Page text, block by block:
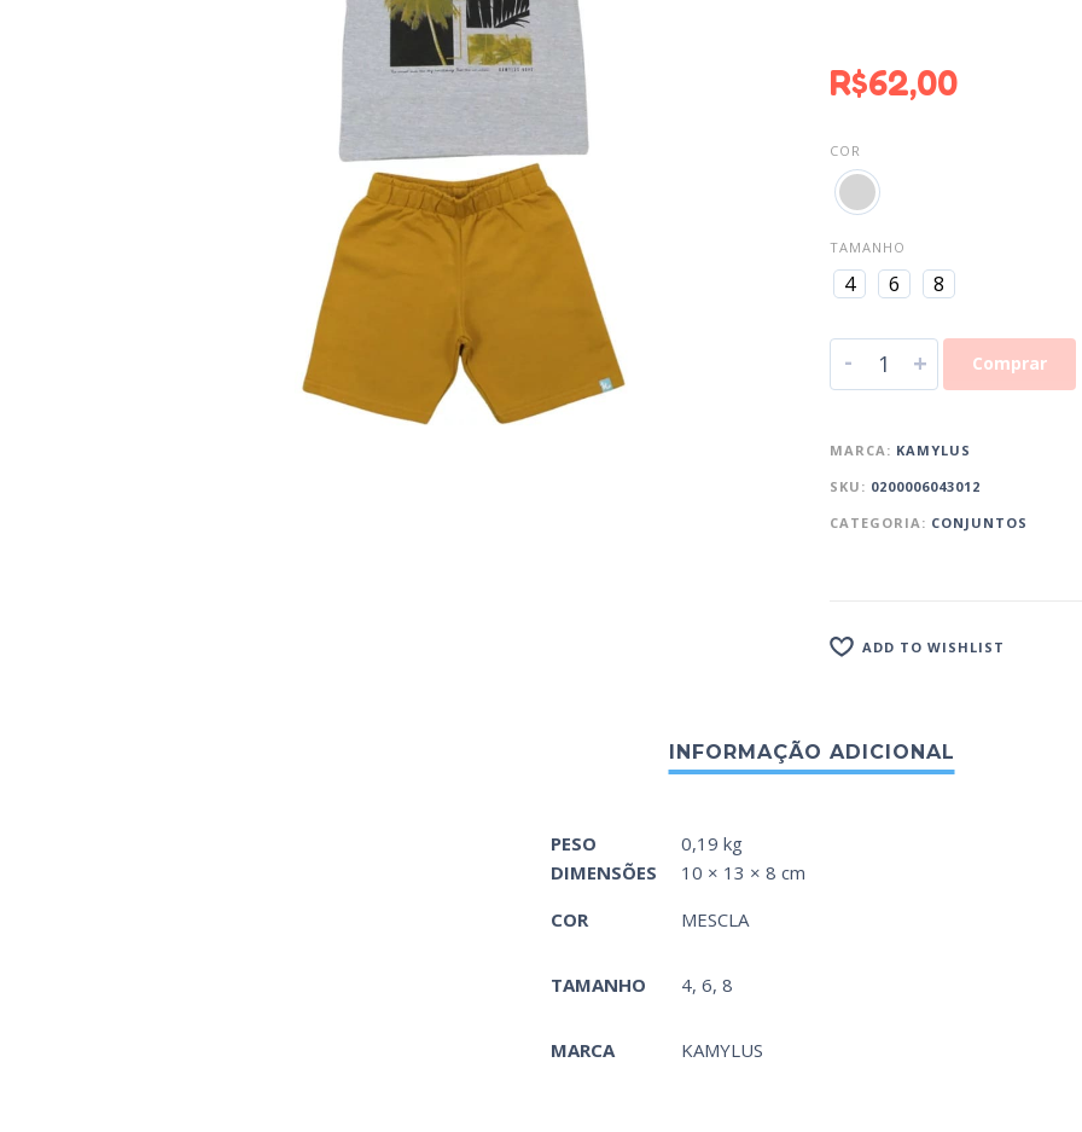
R$62,00
COR
TAMANHO
4 6 8
- + Comprar
MARCA: KAMYLUS
SKU: 0200006043012
CATEGORIA: CONJUNTOS
ADD TO WISHLIST
PESO
0,19 kg
DIMENSÕES
10 × 13 × 8 cm
COR
MESCLA
TAMANHO 4, 6, 8
MARCA KAMYLUS